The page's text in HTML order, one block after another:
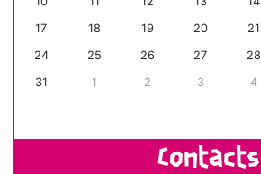
17
18 19 20 21
24
25 26 27 28
31
1 2 3 4
Contacts